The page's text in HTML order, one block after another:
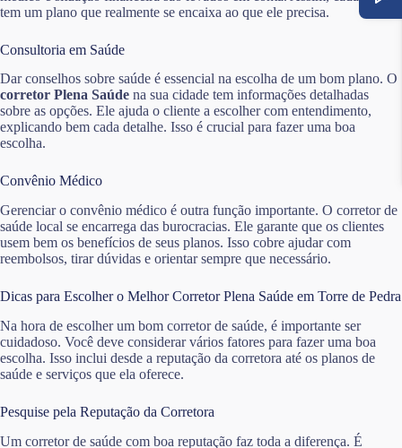
tem um plano que realmente se encaixa ao que ele precisa.
Consultoria em Saúde
Dar conselhos sobre saúde é essencial na escolha de um bom plano. O
corretor Plena Saúde na sua cidade tem informações detalhadas
sobre as opções. Ele ajuda o cliente a escolher com entendimento,
explicando bem cada detalhe. Isso é crucial para fazer uma boa
escolha.
Convênio Médico
Gerenciar o convênio médico é outra função importante. O corretor de
saúde local se encarrega das burocracias. Ele garante que os clientes
usem bem os benefícios de seus planos. Isso cobre ajudar com
reembolsos, tirar dúvidas e orientar sempre que necessário.
Dicas para Escolher o Melhor Corretor Plena Saúde em Torre de Pedra
Na hora de escolher um bom corretor de saúde, é importante ser
cuidadoso. Você deve considerar vários fatores para fazer uma boa
escolha. Isso inclui desde a reputação da corretora até os planos de
saúde e serviços que ela oferece.
Pesquise pela Reputação da Corretora
Um corretor de saúde com boa reputação faz toda a diferença. É